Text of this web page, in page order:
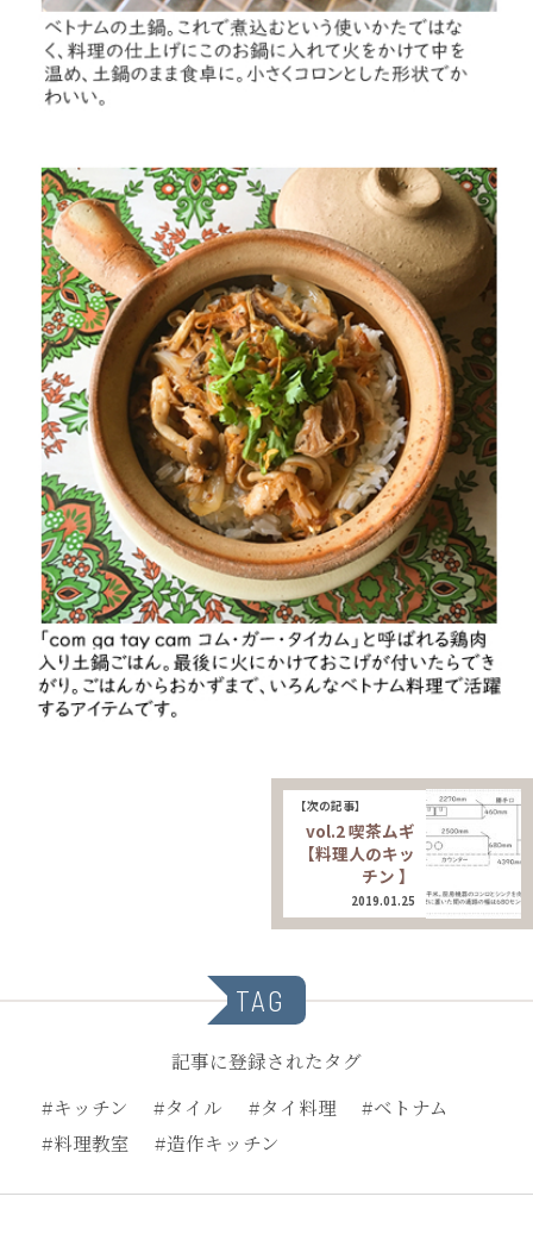
【次の記事】
vol.2 喫茶ムギ
【料理人のキッ
チン 】
2019.01.25
TAG
記事に登録されたタグ
#キッチン
#タイル #タイ料理
#ベトナム
#料理教室
#造作キッチン